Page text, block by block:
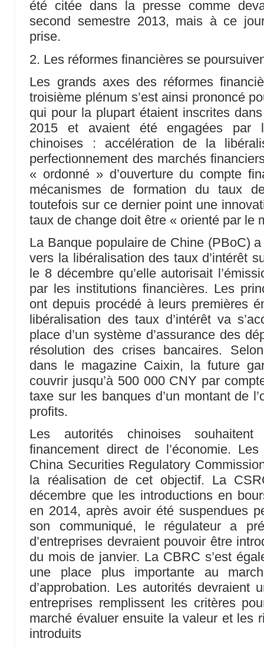
été citée dans la presse comme
second semestre 2013, mais à ce
prise.
2. Les réformes financières se
Les grands axes des réformes
troisième plénum s’est ainsi prononcé
qui pour la plupart étaient inscrites
2015 et avaient été engagées par
chinoises : accélération de la
perfectionnement des marchés
« ordonné » d’ouverture du compte
mécanismes de formation du taux
toutefois sur ce dernier point une
taux de change doit être « orienté par le
La Banque populaire de Chine (PBoC)
vers la libéralisation des taux d’intérêt
le 8 décembre qu’elle autorisait
par les institutions financières. Les
ont depuis procédé à leurs premières
libéralisation des taux d’intérêt va
place d’un système d’assurance des
résolution des crises bancaires.
dans le magazine Caixin, la future
couvrir jusqu’à 500 000 CNY par
taxe sur les banques d’un montant de
profits.
Les autorités chinoises
financement direct de l’économie.
China Securities Regulatory
la réalisation de cet objectif. La
décembre que les introductions en
en 2014, après avoir été suspendues
son communiqué, le régulateur a
d’entreprises devraient pouvoir être
du mois de janvier. La CBRC s’est
une place plus importante au
d’approbation. Les autorités devraient
entreprises remplissent les critères
marché évaluer ensuite la valeur et les
introduits